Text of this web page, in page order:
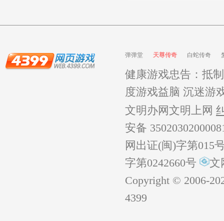
弹弹堂 天尊传奇 白蛇传奇
健康游戏忠告：抵
度游戏益脑 沉迷游
文明办网文明上网
安备
网出证(闽)字第015
字第0242660号
文
Copyright © 2006-
4399